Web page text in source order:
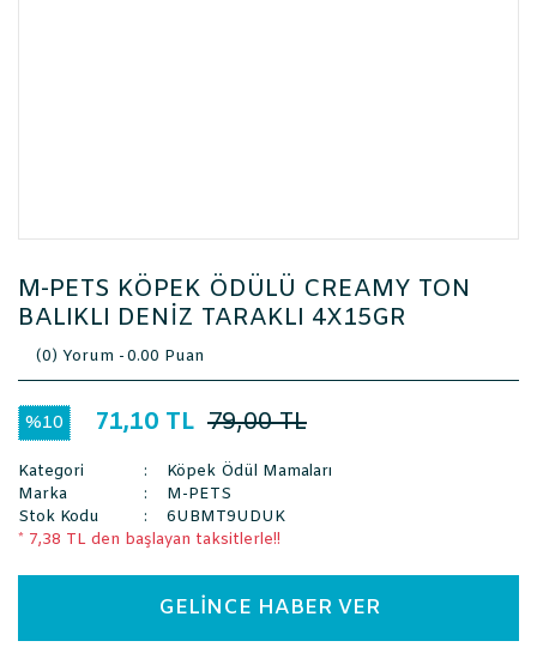
M-PETS KÖPEK ÖDÜLÜ CREAMY TON
BALIKLI DENİZ TARAKLI 4X15GR
(0) Yorum -0.00 Puan
%10 71,10 TL 79,00 TL
Kategori
Köpek Ödül Mamaları
Marka
M-PETS
Stok Kodu
6UBMT9UDUK
* 7,38 TL den başlayan taksitlerle!!
GELİNCE HABER VER